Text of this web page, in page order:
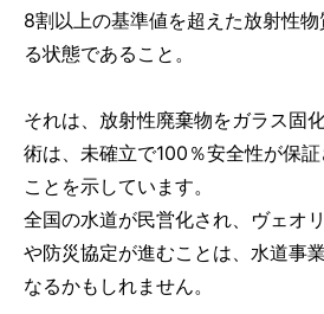
8割以上の基準値を超えた放射性
る状態であること。
それは、放射性廃棄物をガラス固
術は、未確立で100％安全性が保
ことを示しています。
全国の水道が民営化され、ヴェオ
や防災協定が進むことは、水道事
なるかもしれません。